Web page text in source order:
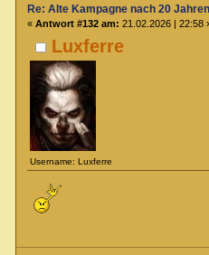
Luxferre
Username: Luxferre
Re: Alte Kampagne nach 20
« Antwort #132 am: 21.02.2026 | 22:58